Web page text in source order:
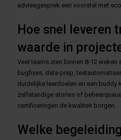
adviesgesprek een voorstel met
Hoe snel leveren
waarde in
Veel teams zien binnen 8-12
bugfixes, data-prep,
duidelijke leerdoelen en een buddy
zelfstandige stories of
certificeringen de kwaliteit borgen.
Welke